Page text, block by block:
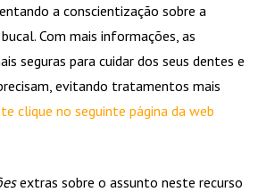
a conscientização sobre a
Com mais informações, as
seguras para cuidar dos seus dentes e
evitando tratamentos mais
clique no seguinte página da web
extras sobre o assunto neste recurso